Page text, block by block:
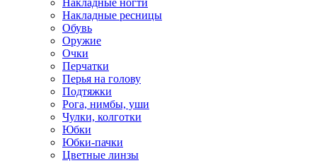
Накладные ногти
Накладные ресницы
Обувь
Оружие
Очки
Перчатки
Перья на голову
Подтяжки
Рога, нимбы, уши
Чулки, колготки
Юбки
Юбки-пачки
Цветные линзы